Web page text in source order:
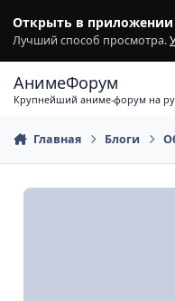
Открыть в приложении
Лучший способ просмотра.
АнимеФорум
Крупнейший аниме-форум на
Главная Блоги